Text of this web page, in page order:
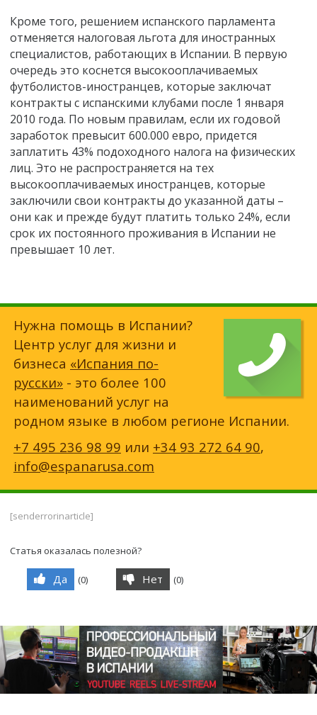
Кроме того, решением испанского парламента
отменяется налоговая льгота для иностранных
специалистов, работающих в Испании. В первую
очередь это коснется высокооплачиваемых
футболистов-иностранцев, которые заключат
контракты с испанскими клубами после 1 января
2010 года. По новым правилам, если их годовой
заработок превысит 600.000 евро, придется
заплатить 43% подоходного налога на физических
лиц. Это не распространяется на тех
высокооплачиваемых иностранцев, которые
заключили свои контракты до указанной даты –
они как и прежде будут платить только 24%, если
срок их постоянного проживания в Испании не
превышает 10 лет.
Нужна помощь в Испании?
Центр услуг для жизни и
бизнеса «Испания по-
русски» - это более 100
наименований услуг на
родном языке в любом регионе Испании.
+7 495 236 98 99 или +34 93 272 64 90,
info@espanarusa.com
[senderrorinarticle]
Статья оказалась полезной?
Да (0) Нет (0)